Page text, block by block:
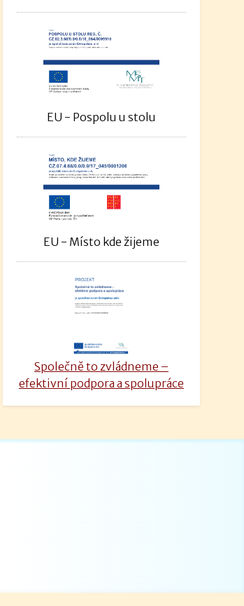
EU - Pospolu u stolu
EU - Místo kde žijeme
Společně to zvládneme –
efektivní podpora a spolupráce